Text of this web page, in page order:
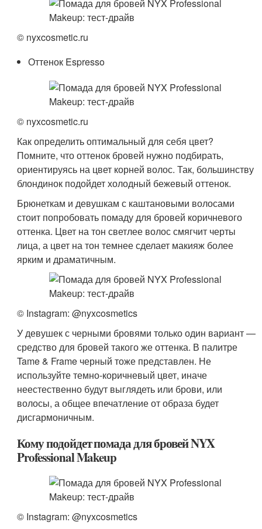
© nyxcosmetic.ru
Оттенок Espresso
© nyxcosmetic.ru
Как определить оптимальный для себя цвет?
Помните, что оттенок бровей нужно подбирать,
ориентируясь на цвет корней волос. Так, большинству
блондинок подойдет холодный бежевый оттенок.
Брюнеткам и девушкам с каштановыми волосами
стоит попробовать помаду для бровей коричневого
оттенка. Цвет на тон светлее волос смягчит черты
лица, а цвет на тон темнее сделает макияж более
ярким и драматичным.
© Instagram: @nyxcosmetics
У девушек с черными бровями только один вариант —
средство для бровей такого же оттенка. В палитре
Tame & Frame черный тоже представлен. Не
используйте темно-коричневый цвет, иначе
неестественно будут выглядеть или брови, или
волосы, а общее впечатление от образа будет
дисгармоничным.
Кому подойдет помада для бровей NYX
Professional Makeup
© Instagram: @nyxcosmetics